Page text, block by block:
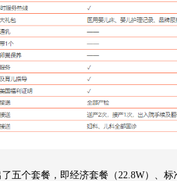
五个套餐，即经济套餐（22.8W）、